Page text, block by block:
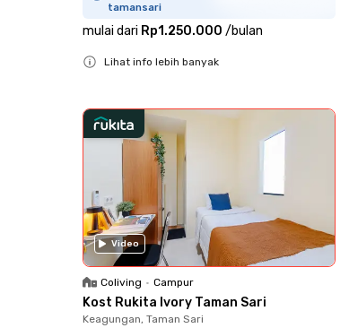
tamansari
mulai dari Rp1.250.000 /bulan
Lihat info lebih banyak
Video
Coliving • Campur
Kost Rukita Ivory Taman Sari
Keagungan, Taman Sari